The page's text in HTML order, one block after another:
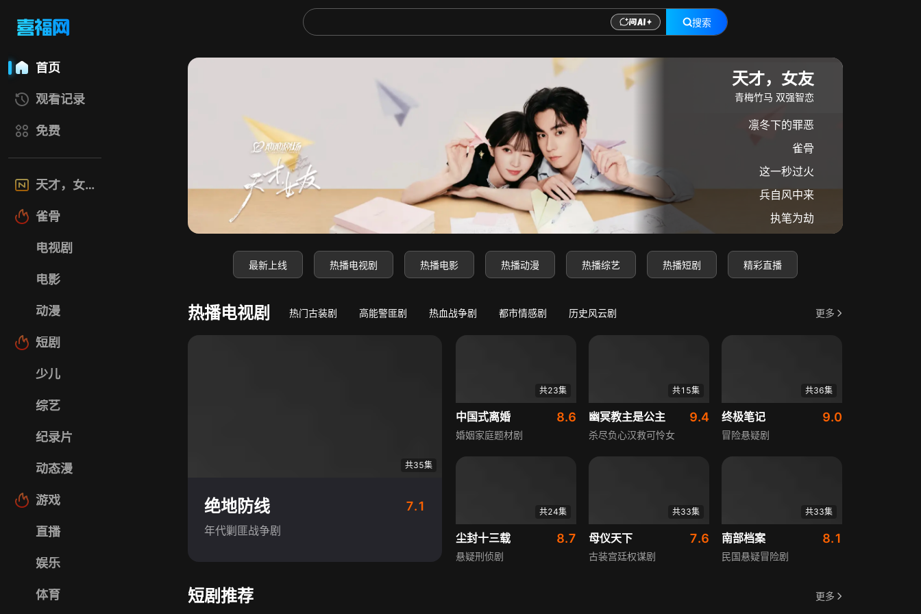
搜索
首页
观看记录
免费
天才，女友
雀骨
电视剧
电影
动漫
短剧
少儿
综艺
纪录片
动态漫
游戏
直播
娱乐
体育
喜福影视网-高清电影电视剧动漫综艺免费在线观看 天才，女友
青梅竹马 双强智恋
凛冬下的罪恶
雀骨
这一秒过火
兵自风中来
执笔为劫
最新上线 热播电视剧 热播电影 热播动漫 热播综艺 热播短剧 精彩直播
热播电视剧 热门古装剧 高能警匪剧 热血战争剧 都市情感剧 历史风云剧 更多
共35集
绝地防线 7.1
年代剿匪战争剧
共23集
中国式离婚 8.6
婚姻家庭题材剧
共15集
幽冥教主是公主 9.4
杀尽负心汉救可怜女
共36集
终极笔记 9.0
冒险悬疑剧
共24集
尘封十三载 8.7
悬疑刑侦剧
共33集
母仪天下 7.6
古装宫廷权谋剧
共33集
南部档案 8.1
民国悬疑冒险剧
短剧推荐 更多